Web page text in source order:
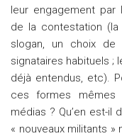
leur engagement par
de la contestation
slogan, un choix
signataires habituels ;
déjà entendus, etc).
ces formes mêmes
médias ? Qu’en est-
« nouveaux militants »